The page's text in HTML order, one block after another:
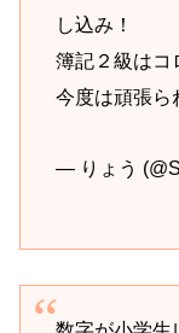
し込み！
簿記２級はコ
今度は頑張ら
— りょう